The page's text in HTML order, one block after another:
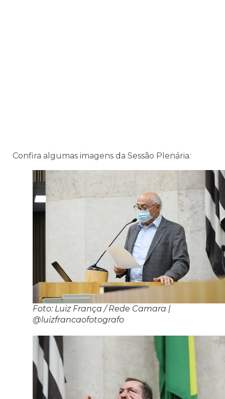
Confira algumas imagens da Sessão Plenária:
Foto: Luiz França / Rede Camara |
@luizfrancaofotografo